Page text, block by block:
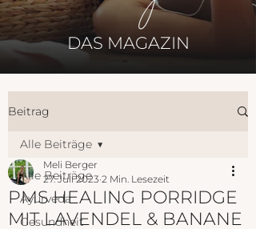
DAS MAGAZIN
Beitrag
Alle Beiträge
Ayurveda
Gesundheit
Alle Beiträge
PMS HEALING PORRIDGE
MIT LAVENDEL & BANANE
Meli Berger
27. Juli 2023 2 Min. Lesezeit